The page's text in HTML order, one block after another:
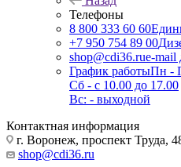
Телефоны
8 800 333 60 60
+7 950 754 89 00
shop@cdi36.rue-mail
График работыПн -
Сб - с 10.00 до 17.00
Вс: - выходной
Контактная информация
г. Воронеж, проспект Труда,
shop@cdi36.ru